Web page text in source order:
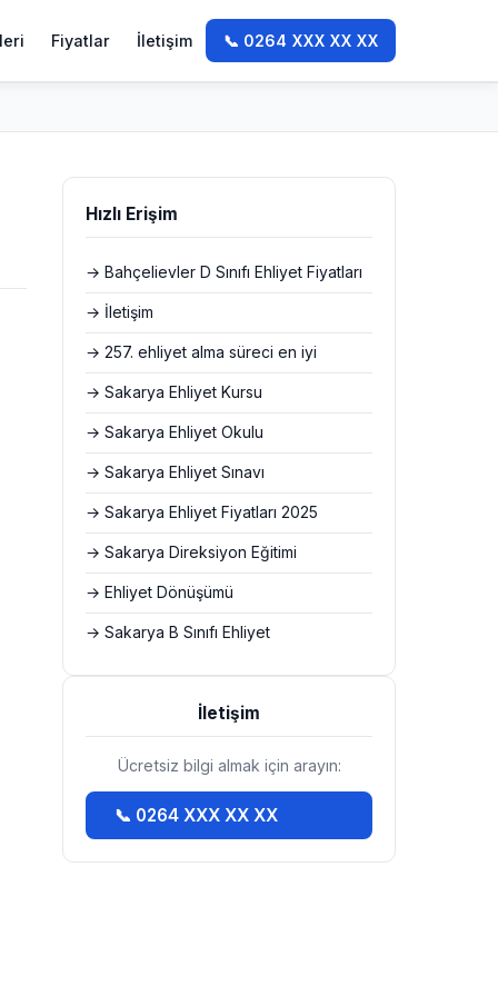
Fiyatlar İletişim 📞 0264 XXX XX XX
Hızlı Erişim
→ Bahçelievler D Sınıfı Ehliyet Fiyatları
→ İletişim
→ 257. ehliyet alma süreci en iyi
→ Sakarya Ehliyet Kursu
→ Sakarya Ehliyet Okulu
→ Sakarya Ehliyet Sınavı
→ Sakarya Ehliyet Fiyatları 2025
→ Sakarya Direksiyon Eğitimi
→ Ehliyet Dönüşümü
→ Sakarya B Sınıfı Ehliyet
İletişim
Ücretsiz bilgi almak için arayın:
📞 0264 XXX XX XX